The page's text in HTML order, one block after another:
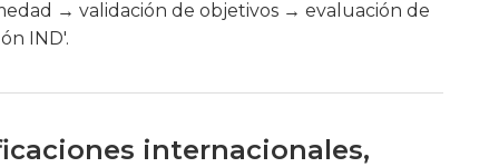
→ validación de objetivos → evaluación de
IND'.
internacionales,